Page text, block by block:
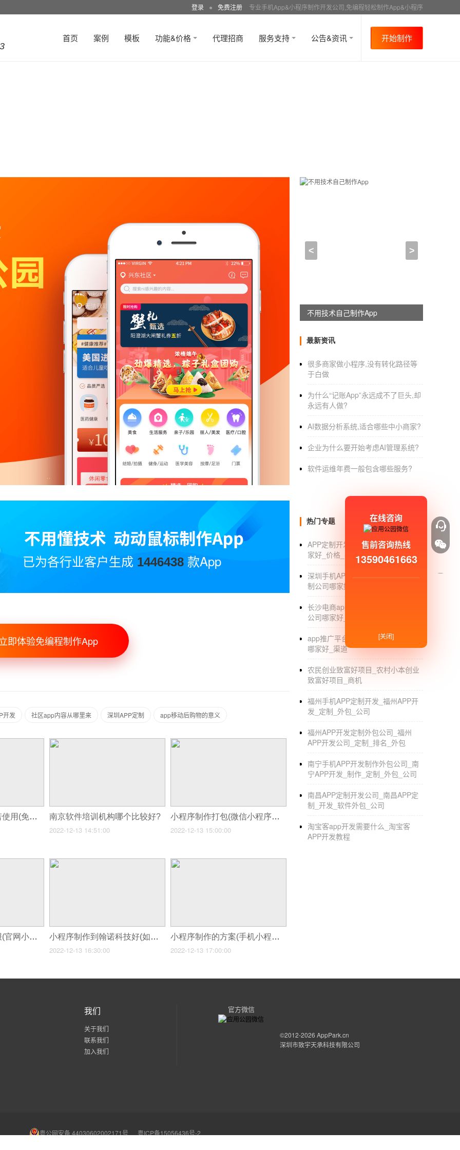
登录 ● 免费注册 专业手机App&小程序制作开发公司,免编程轻松制作App&小程序
首页 案例 模板 功能&价格 代理招商 服务支持 公告&资讯 开始制作
2021-10-08 18:45:00
小康拼团系统开发[龙卡：189微-0300-电
时代的到来而发生新的变化。家装技术与生
月分享90-150个粉丝。每个粉丝每天只抢到
粉丝推出拼团，在拼团成功下单金额为900元
小康包(9900元家庭包):零售价：12078元，
此外，还包括销售激励：15%；服务津贴：
元)* 5%=45万元；市场新销售8%红利：销售
餐，自动升级为9900家庭套餐。
健康e站：销售奖励：15%；服务津贴：你分
5%:各种新港的收入；仪器服务利润；产品
40万。
加生活化的方向转变。
已为各行业客户生成 1446438 款App
即体验免编程制作App
开发 社区app内容从哪里来 深圳APP定制 app移动后购物的意义
小程序制作出来后若使用(免费微信小程序怎样制作不花一分钱) 南京软件培训机构哪个比较好?
2022-12-13 14:51:00
小程序制作打包(微信小程序申请制作步骤)
2022-12-13 15:00:00
小程序制作代码海报(官网小程序) 小程序制作到翰诺科技好(如何制作简单易用小程序)
2022-12-13 16:30:00
小程序制作的方案(手机小程序制作必要的4个流程)
2022-12-13 17:00:00
< >
不用技术自己制作App
最新资讯
很多商家做小程序,没有转化路径等
于白做
为什么“记账App”永远成不了巨头,却
永远有人做?
AI数据分析系统,适合哪些中小商家?
企业为什么要开始考虑AI管理系统?
软件运维年费一般包含哪些服务?
热门专题
APP定制开发_APP定制开发公司哪
家好_价格_平台
深圳手机APP定制_深圳移动APP定
制公司哪家好_制作_外包公司
长沙电商app开发_长沙电商app开发
公司哪家好_价格
app推广平台_app推广平台有哪些_
哪家好_渠道
农民创业致富好项目_农村小本创业
致富好项目_商机
福州手机APP定制开发_福州APP开
发_定制_外包_公司
福州APP开发定制外包公司_福州
APP开发公司_定制_排名_外包
南宁手机APP开发制作外包公司_南
宁APP开发_制作_定制_外包_公司
南昌APP定制开发公司_南昌APP定
制_开发_软件外包_公司
淘宝客app开发需要什么_淘宝客
APP开发教程
我们
关于我们
联系我们
加入我们
官方微信
©2012-2026 AppPark.cn
深圳市致宇天承科技有限公司
粤公网安备 44030602002171号 粤ICP备15056436号-2
在线咨询
售前咨询热线
13590461663
[关闭]